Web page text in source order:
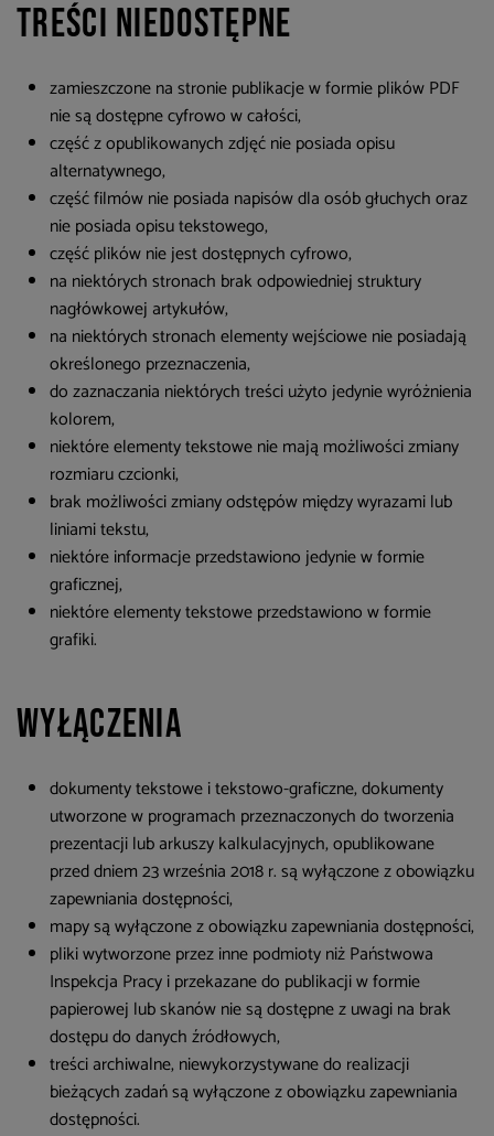
Treści niedostępne
zamieszczone na stronie publikacje w formie plików PDF
nie są dostępne cyfrowo w całości,
część z opublikowanych zdjęć nie posiada opisu
alternatywnego,
część filmów nie posiada napisów dla osób głuchych oraz
nie posiada opisu tekstowego,
część plików nie jest dostępnych cyfrowo,
na niektórych stronach brak odpowiedniej struktury
nagłówkowej artykułów,
na niektórych stronach elementy wejściowe nie posiadają
określonego przeznaczenia,
do zaznaczania niektórych treści użyto jedynie wyróżnienia
kolorem,
niektóre elementy tekstowe nie mają możliwości zmiany
rozmiaru czcionki,
brak możliwości zmiany odstępów między wyrazami lub
liniami tekstu,
niektóre informacje przedstawiono jedynie w formie
graficznej,
niektóre elementy tekstowe przedstawiono w formie
grafiki.
Wyłączenia
dokumenty tekstowe i tekstowo-graficzne, dokumenty
utworzone w programach przeznaczonych do tworzenia
prezentacji lub arkuszy kalkulacyjnych, opublikowane
przed dniem 23 września 2018 r. są wyłączone z obowiązku
zapewniania dostępności,
mapy są wyłączone z obowiązku zapewniania dostępności,
pliki wytworzone przez inne podmioty niż Państwowa
Inspekcja Pracy i przekazane do publikacji w formie
papierowej lub skanów nie są dostępne z uwagi na brak
dostępu do danych źródłowych,
treści archiwalne, niewykorzystywane do realizacji
bieżących zadań są wyłączone z obowiązku zapewniania
dostępności.